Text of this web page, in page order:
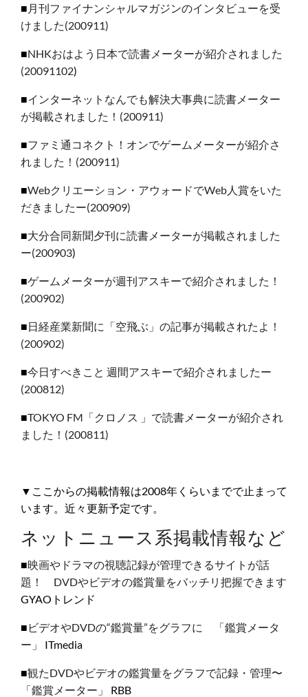
■ 月刊ファイナンシャルマガジンのインタビューを受
けました(200911)
■NHKおはよう日本で読書メーターが紹介されました
(20091102)
■インターネットなんでも解決大事典に読書メーター
が掲載されました！(200911)
■ファミ通コネクト！オンでゲームメーターが紹介さ
れました ！ (200911)
■Webクリエーション・アウォードでWeb人賞をいた
だきましたー(200909)
■大分合同新聞夕刊に読書メーターが掲載されました
ー(200903)
■ゲームメーターが週刊アスキーで紹介されました！
(200902)
■日経産業新聞に「空飛ぶ」の記事が掲載されたよ！
(200902)
■今日すべきこと 週間アスキーで紹介されましたー
(200812)
■TOKYO FM「クロノス 」で読書メーターが紹介され
ました！(200811)
▼ここからの掲載情報は2008年くらいまでで止まって
います。近々更新予定です。
ネットニュース系掲載情報など
■映画やドラマの視聴記録が管理できるサイトが話
題！ DVDやビデオの鑑賞量をバッチリ把握できます
GYAOトレンド
■ ビデオやDVDの“鑑賞量”をグラフに 「鑑賞メータ
ー」
ITmedia
■観たDVDやビデオの鑑賞量をグラフで記録・管理〜
「鑑賞メーター」
RBB